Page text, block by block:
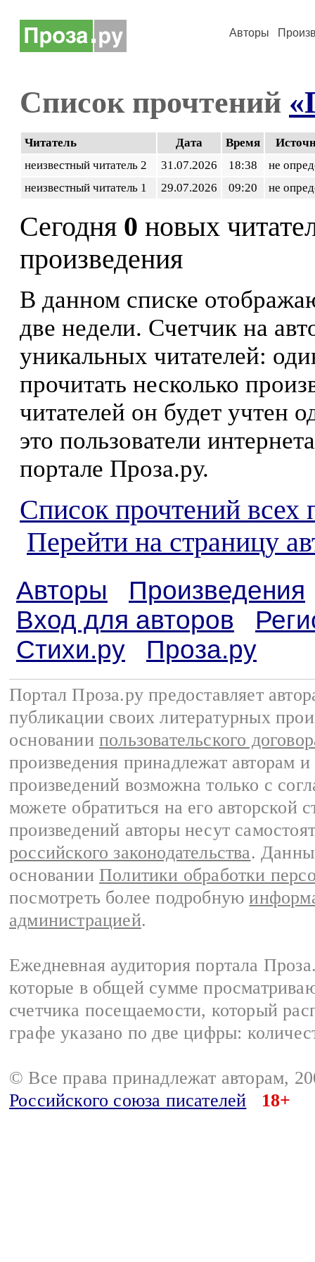
Авторы
Список прочтений
Читатель Дата Время
неизвестный читатель 2
31.07.2026 18:38
не
неизвестный читатель 1
29.07.2026 09:20 не
Сегодня 0 новых
произведения
В данном списке
две недели. Счетчик на
уникальных читателей:
прочитать несколько
читателей он будет учтен
это пользователи
портале Проза.ру.
Список прочтений всех
Перейти на страницу
Авторы
Произведения
Вход для авторов
Стихи.ру
Проза.ру
Портал Проза.ру предоставляет
публикации своих литературных
основании пользовательского
произведения принадлежат авторам
произведений возможна только с
можете обратиться на его авторской
произведений авторы несут
российского законодательства.
основании Политики обработки
посмотреть более подробную
администрацией.
Ежедневная аудитория портала
которые в общей сумме
счетчика посещаемости, который
графе указано по две цифры:
© Все права принадлежат авторам,
Российского союза писателей
18+